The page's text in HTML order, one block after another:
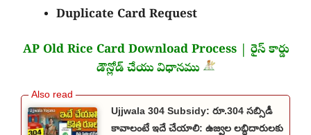
Duplicate Card Request
AP Old Rice Card Download Process | రైస్కార్డు
డౌన్లోడ్ చేయు విధానము
Ujjwala 304 Subsidy: రూ.304 సబ్సిడీ
కావాలంటే ఇదే చేయాలి: ఉజ్వల లబ్ధిదారులకు